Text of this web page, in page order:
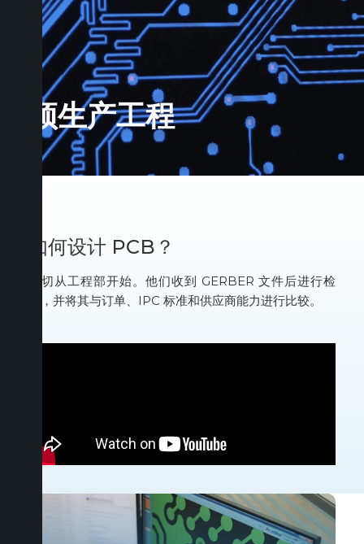
预生产工程
如何设计 PCB？
一切从工程部开始。他们收到 GERBER 文件后进行检
查，并将其与订单、IPC 标准和供应商能力进行比较。